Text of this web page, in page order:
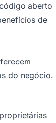
aberto
de
do negócio.